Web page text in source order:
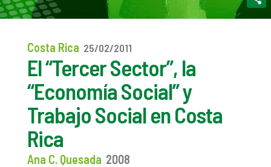
Costa Rica 25/02/2011
El “Tercer Sector”, la
“Economía Social” y
Trabajo Social en Costa
Rica
Ana C. Quesada 2008